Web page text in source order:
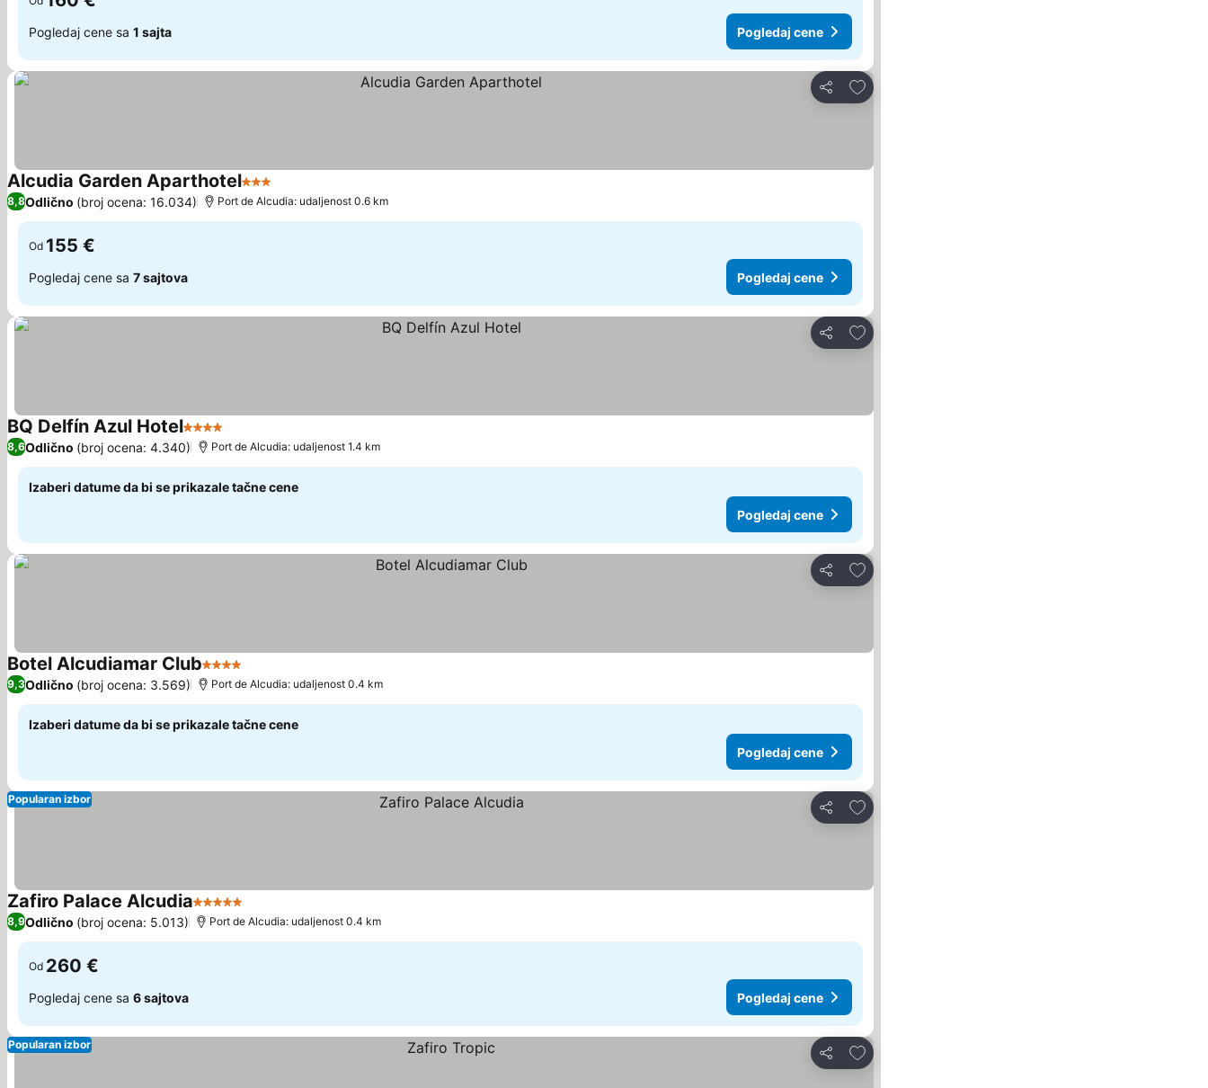
Pogledaj cene sa 1 sajta Pogledaj cene
Deli
Dodati u favorite
Alcudia Garden Aparthotel3 Zvezdice
8,8Odlično (broj ocena: 16.034) Port de Alcudia: udaljenost 0.6 km
Od 155 €
Pogledaj cene sa 7 sajtova Pogledaj cene
Deli
Dodati u favorite
BQ Delfín Azul Hotel4 Zvezdice
8,6Odlično (broj ocena: 4.340) Port de Alcudia: udaljenost 1.4 km
Izaberi datume da bi se prikazale tačne cene
Pogledaj cene
Deli
Dodati u favorite
Botel Alcudiamar Club4 Zvezdice
9,3Odlično (broj ocena: 3.569) Port de Alcudia: udaljenost 0.4 km
Izaberi datume da bi se prikazale tačne cene
Pogledaj cene
Deli
Dodati u favorite
Popularan izbor
Zafiro Palace Alcudia5 Zvezdice
8,9Odlično (broj ocena: 5.013) Port de Alcudia: udaljenost 0.4 km
Od 260 €
Pogledaj cene sa 6 sajtova Pogledaj cene
Deli
Dodati u favorite
Popularan izbor